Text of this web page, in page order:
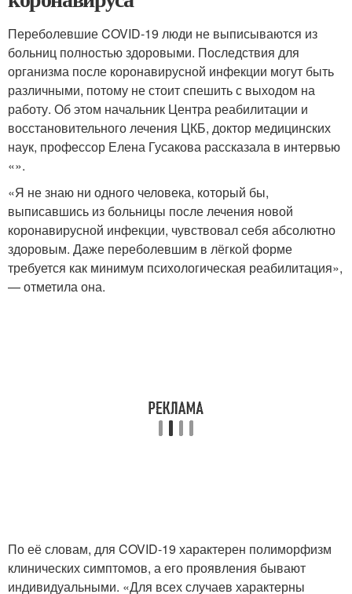
Переболевшие COVID-19 люди не выписываются из
больниц полностью здоровыми. Последствия для
организма после коронавирусной инфекции могут быть
различными, потому не стоит спешить с выходом на
работу. Об этом начальник Центра реабилитации и
восстановительного лечения ЦКБ, доктор медицинских
наук, профессор Елена Гусакова рассказала в интервью
«».
«Я не знаю ни одного человека, который бы,
выписавшись из больницы после лечения новой
коронавирусной инфекции, чувствовал себя абсолютно
здоровым. Даже переболевшим в лёгкой форме
требуется как минимум психологическая реабилитация»,
— отметила она.
По её словам, для COVID-19 характерен полиморфизм
клинических симптомов, а его проявления бывают
индивидуальными. «Для всех случаев характерны